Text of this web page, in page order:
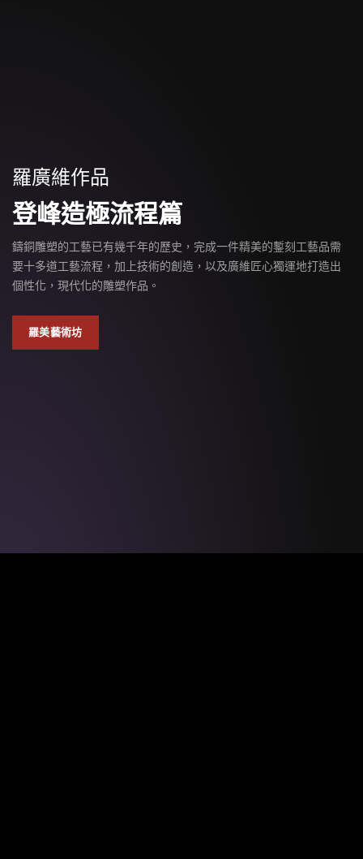
羅廣維作品
登峰造極流程篇
鑄銅雕塑的工藝已有幾千年的歷史，完成一件精美的鏨刻工藝品需
要十多道工藝流程，加上技術的創造，以及廣維匠心獨運地打造出
個性化，現代化的雕塑作品。
羅美藝術坊